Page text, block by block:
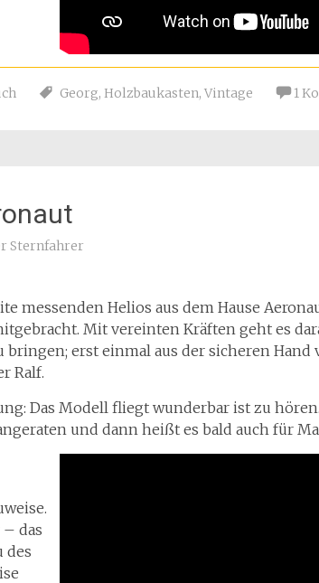
Georg, Holzbaukasten, Vintage 1
Sternfahrer
messenden Helios aus dem Hause
Mit vereinten Kräften geht es
erst einmal aus der sicheren Hand
Ralf.
Das Modell fliegt wunderbar ist zu
und dann heißt es bald auch für
das
des